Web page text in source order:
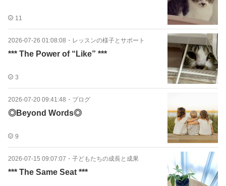
11
2026-07-26 01:08:08 ・ レッスンの様子とサポート
*** The Power of “Like” ***
3
2026-07-20 09:41:48 ・ ブログ
◎Beyond Words◎
9
2026-07-15 09:07:07 ・ 子どもたちの成長と成果
*** The Same Seat ***